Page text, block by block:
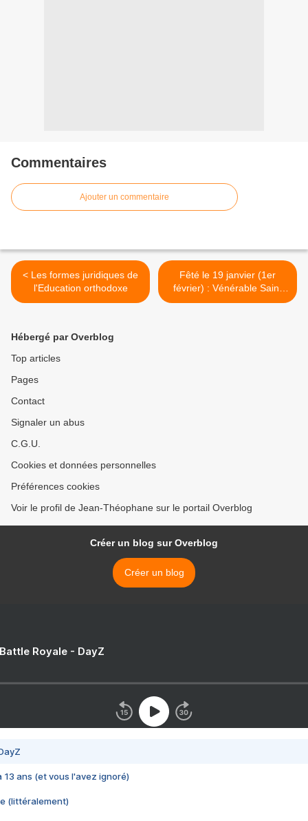
Commentaires
Ajouter un commentaire
< Les formes juridiques de
l'Education orthodoxe
Fêté le 19 janvier (1er
février) : Vénérable Saint
Makarios le Grand d'Egypte
Hébergé par Overblog
Top articles
Pages
Contact
Signaler un abus
C.G.U.
Cookies et données personnelles
Préférences cookies
Voir le profil de Jean-Théophane sur le portail Overblog
Créer un blog sur Overblog
Créer un blog
Royale - DayZ
13 ans (et vous l'avez ignoré)
(littéralement)